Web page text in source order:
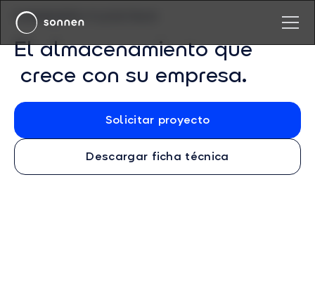
SONNENPRO FLEXSTACK
El almacenamiento que
crece con su empresa.
Solicitar proyecto
Descargar ficha técnica